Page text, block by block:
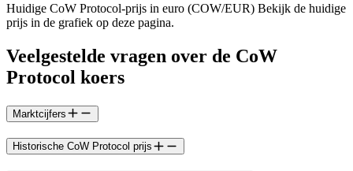
Huidige CoW Protocol-prijs in euro (COW/EUR) Bekijk de huidige
prijs in de grafiek op deze pagina.
Veelgestelde vragen over de CoW
Protocol koers
Marktcijfers
Historische CoW Protocol prijs